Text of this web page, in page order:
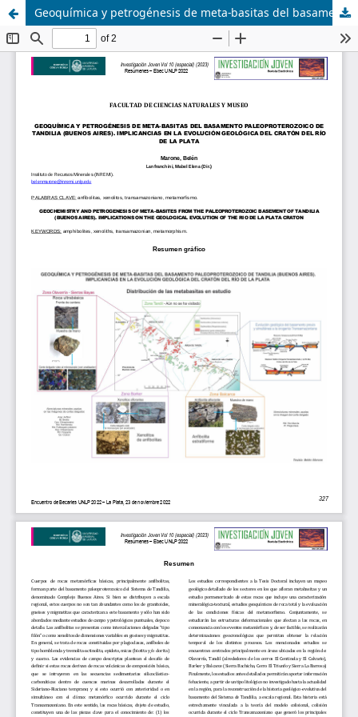
Geoquímica y petrogénesis de meta-basitas del basamento paleoproterozoico de Tandilia (Buenos Aires). Implicancias en la evolución geológica del cratón del Río de la Plata